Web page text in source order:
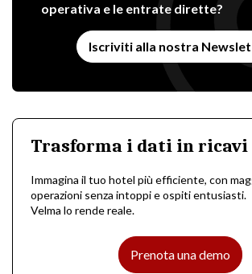
operativa e le entrate dirette?
Iscriviti alla nostra
Trasforma i dati in ricavi
Immagina il tuo hotel più efficiente, con
operazioni senza intoppi e ospiti entusiasti.
Velma lo rende reale.
Prenota una demo